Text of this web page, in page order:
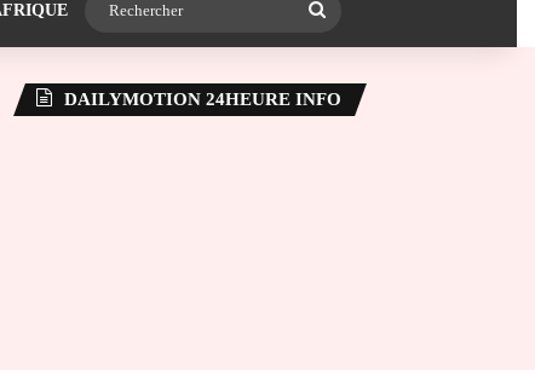
DAILYMOTION 24HEURE INFO